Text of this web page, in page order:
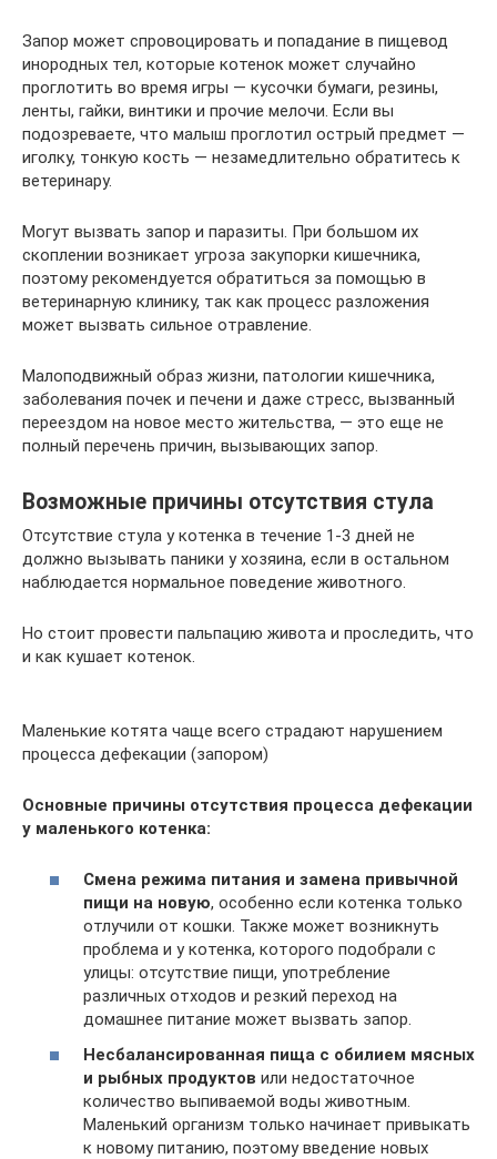
Запор может спровоцировать и попадание в пищевод
инородных тел, которые котенок может случайно
проглотить во время игры — кусочки бумаги, резины,
ленты, гайки, винтики и прочие мелочи. Если вы
подозреваете, что малыш проглотил острый предмет —
иголку, тонкую кость — незамедлительно обратитесь к
ветеринару.
Могут вызвать запор и паразиты. При большом их
скоплении возникает угроза закупорки кишечника,
поэтому рекомендуется обратиться за помощью в
ветеринарную клинику, так как процесс разложения
может вызвать сильное отравление.
Малоподвижный образ жизни, патологии кишечника,
заболевания почек и печени и даже стресс, вызванный
переездом на новое место жительства, — это еще не
полный перечень причин, вызывающих запор.
Возможные причины отсутствия стула
Отсутствие стула у котенка в течение 1-3 дней не
должно вызывать паники у хозяина, если в остальном
наблюдается нормальное поведение животного.
Но стоит провести пальпацию живота и проследить, что
и как кушает котенок.
Маленькие котята чаще всего страдают нарушением
процесса дефекации (запором)
Основные причины отсутствия процесса дефекации
у маленького котенка:
Смена режима питания и замена привычной
пищи на новую, особенно если котенка только
отлучили от кошки. Также может возникнуть
проблема и у котенка, которого подобрали с
улицы: отсутствие пищи, употребление
различных отходов и резкий переход на
домашнее питание может вызвать запор.
Несбалансированная пища с обилием мясных
и рыбных продуктов или недостаточное
количество выпиваемой воды животным.
Маленький организм только начинает привыкать
к новому питанию, поэтому введение новых